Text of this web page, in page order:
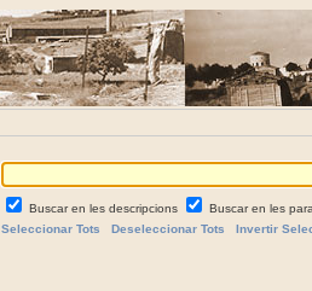
Buscar en les descripcions
Buscar en les
Seleccionar Tots
Deseleccionar Tots Invertir